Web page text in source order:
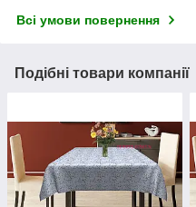
Всі умови повернення
Подібні товари компанії